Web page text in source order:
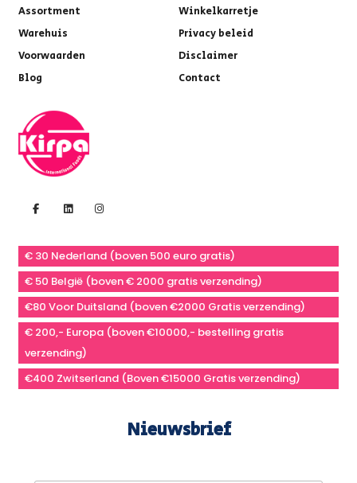
Assortment
Winkelkarretje
Warehuis
Privacy beleid
Voorwaarden
Disclaimer
Blog
Contact
€ 30 Nederland (boven 500 euro gratis)
€ 50 België (boven € 2000 gratis verzending)
€80 Voor Duitsland (boven €2000 Gratis verzending)
€ 200,- Europa (boven €10000,- bestelling gratis
verzending)
€400 Zwitserland (Boven €15000 Gratis verzending)
Nieuwsbrief